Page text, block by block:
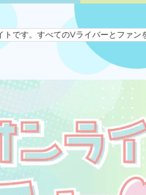
とファンを“遊び”と“応援”でつな